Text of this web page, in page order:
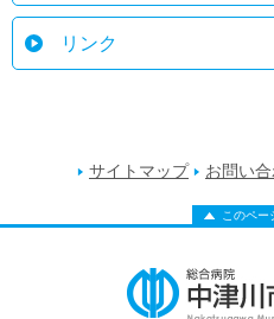
リンク
サイトマップ お問い
このペー